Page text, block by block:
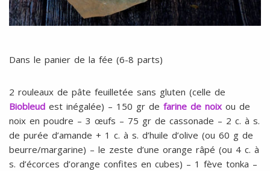
Dans le panier de la fée (6-8 parts)
2 rouleaux de pâte feuilletée sans gluten (celle de
Biobleud est inégalée) – 150 gr de farine de noix ou de
noix en poudre – 3 œufs – 75 gr de cassonade – 2 c. à s.
de purée d’amande + 1 c. à s. d’huile d’olive (ou 60 g de
beurre/margarine) – le zeste d’une orange râpé (ou 4 c. à
s. d’écorces d’orange confites en cubes) – 1 fève tonka –